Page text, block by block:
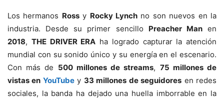
Los hermanos Rossy Rocky Lynch no son nuevos en la
industria. Desde su primer sencillo Preacher Manen
2018, THE DRIVER ERA ha logrado capturar la atención
mundial con su sonido único y su energía en el escenario.
Con más de 500 millones de streams, 75 millones de
vistas en YouTubey 33 millones de seguidores en redes
sociales, la banda ha dejado una huella imborrable en la